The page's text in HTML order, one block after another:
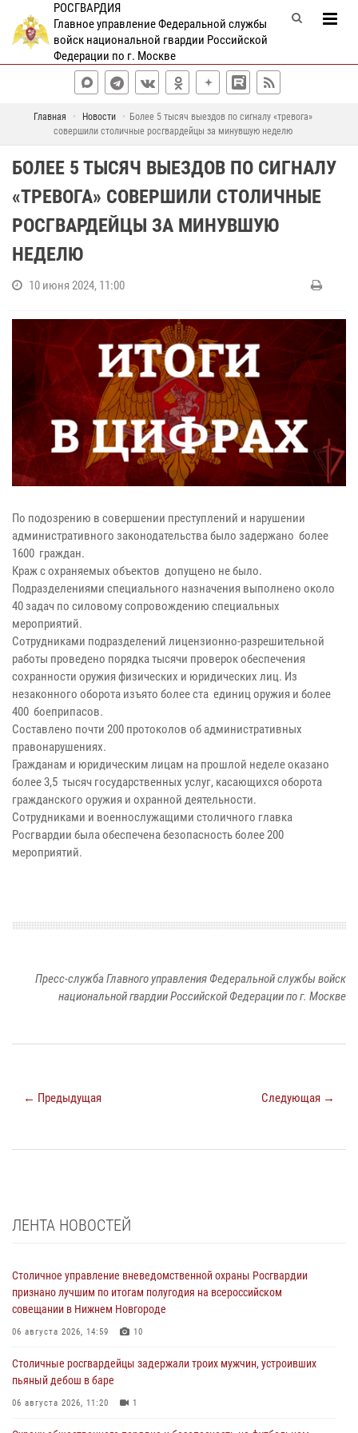
РОСГВАРДИЯ
Главное управление Федеральной службы
войск национальной гвардии Российской
Федерации по г. Москве
Главная Новости
Более 5 тысяч выездов по сигналу «тревога»
совершили столичные росгвардейцы за минувшую неделю
БОЛЕЕ 5 ТЫСЯЧ ВЫЕЗДОВ ПО СИГНАЛУ
«ТРЕВОГА» СОВЕРШИЛИ СТОЛИЧНЫЕ
РОСГВАРДЕЙЦЫ ЗА МИНУВШУЮ
НЕДЕЛЮ
10 июня 2024, 11:00
По подозрению в совершении преступлений и нарушении
административного законодательства было задержано более
1600 граждан.
Краж с охраняемых объектов допущено не было.
Подразделениями специального назначения выполнено около
40 задач по силовому сопровождению специальных
мероприятий.
Сотрудниками подразделений лицензионно-разрешительной
работы проведено порядка тысячи проверок обеспечения
сохранности оружия физических и юридических лиц. Из
незаконного оборота изъято более ста единиц оружия и более
400 боеприпасов.
Составлено почти 200 протоколов об административных
правонарушениях.
Гражданам и юридическим лицам на прошлой неделе оказано
более 3,5 тысяч государственных услуг, касающихся оборота
гражданского оружия и охранной деятельности.
Сотрудниками и военнослужащими столичного главка
Росгвардии была обеспечена безопасность более 200
мероприятий.
Пресс-служба Главного управления Федеральной службы войск
национальной гвардии Российской Федерации по г. Москве
← Предыдущая Следующая →
ЛЕНТА НОВОСТЕЙ
Столичное управление вневедомственной охраны Росгвардии
признано лучшим по итогам полугодия на всероссийском
совещании в Нижнем Новгороде
06 августа 2026, 14:59 10
Столичные росгвардейцы задержали троих мужчин, устроивших
пьяный дебош в баре
06 августа 2026, 11:20 1